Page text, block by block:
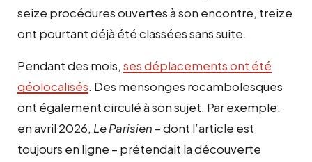
seize procédures ouvertes à son encontre, treize
ont pourtant déjà été classées sans suite.
Pendant des mois, ses déplacements ont été
géolocalisés. Des mensonges rocambolesques
ont également circulé à son sujet. Par exemple,
en avril 2026, Le Parisien – dont l’article est
toujours en ligne – prétendait la découverte